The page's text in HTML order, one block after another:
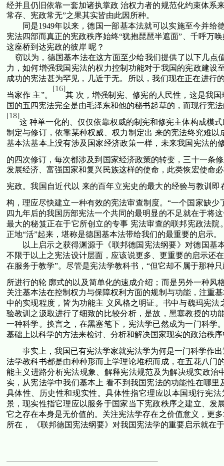
经并且仍旧依靠一套加诸执掌政 治权力者的规范化约束体系
常存、宪政常无”之果其实皆由此因所种。
同是1949年以来，德国一部基本法就可以实施至今并给
宪法四部而真正的宪政秩序始终“犹抱琵琶半遮面”、千呼万
这座桥到达宪政的彼岸 呢？
窃以为，德国基本法在这方面至少给我们提供了以下几
力，如何增强我国宪法的权力控制功能对于我国的宪政建
成功的宪法甚为罕见，几近于无。所以，我们现在正在进行
当家作 主”。
[16]
其 次，增强制宪、修宪的人民性，这是我
国的五四宪法完全是由毛泽东和他的秘书起草的，而现行宪
[18]
这 种单一化的、仅仅依靠权威的制宪和修宪主体构成模
制定与修订，依靠某种权威、权力制定出 来的宪法终究难
基本法基本上没有涉及国家经济政策一样，未来我国宪法
的四次修订，每次都涉及到国家经济政策的转变，三十一条
发展经济、富强国家和复兴民族这样的使命，此类恢宏使命
宪政。我国自近代以 来的百年立宪史的最大的经验与教训即
构，理应尽快建立一种有效的宪法审查制度。“一个国家缺
四九年后的我国历部宪法一个共同的最明显的不足就在于将
最大的秘笈正在于它所创立的专事 宪法审查的联邦宪政法
正地“活”起来，堪称是德国基本法带给我们的最重要的启示。
以上启示之获得渊源于《联邦德国宪法纲要》对德国
不限于以上之宪法设计层面，应该说更多、更重要的启示还
在服务于教学”。尽管是宪法学教科书，“但它却不属于那种
所进行的轮 廓式的以及简单化的速成介绍；而是另外一种风
关注基本法在控制权力与保障权利方面的规制与功能，注重
中的实现程度，皆为功能主 义风格之明证。书中与魏玛宪
验教训之汲取进行了细致的比较分析，是故，黑塞教授的
一种科学。换言之，在黑塞笔下，宪法学已然成为一门科
基础上以科学的方法来检讨、分析和解决国家现实的政治秩
事实上，我国已有宪法学家就宪法学为何是一门科学作
法学教科书都是由种种形而上学理论堆积而成，在五花八
能主义进路分析宪法现象、解释宪法规范及为解决现实政
实，从宪法学中我们基本上 看不到我国宪法的功能性在哪
具体性、历史性和现实性。具体性指它理应以本国现行宪
景，现实性指它理应以服务于国家当下宪政秩序之建立、
它之存在本身是无价值的。关注宪法学存在之价值意义，更
所在， 《联邦德国宪法纲要》对我国宪法学的重要启示就在